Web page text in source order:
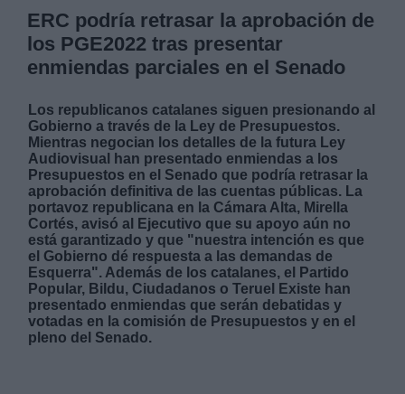
ERC podría retrasar la aprobación de
los PGE2022 tras presentar
enmiendas parciales en el Senado
Los republicanos catalanes siguen presionando al
Gobierno a través de la Ley de Presupuestos.
Mientras negocian los detalles de la futura Ley
Audiovisual han presentado enmiendas a los
Presupuestos en el Senado que podría retrasar la
aprobación definitiva de las cuentas públicas. La
portavoz republicana en la Cámara Alta, Mirella
Cortés, avisó al Ejecutivo que su apoyo aún no
está garantizado y que "nuestra intención es que
el Gobierno dé respuesta a las demandas de
Esquerra". Además de los catalanes, el Partido
Popular, Bildu, Ciudadanos o Teruel Existe han
presentado enmiendas que serán debatidas y
votadas en la comisión de Presupuestos y en el
pleno del Senado.
Derechos:
link
Información adicional
link